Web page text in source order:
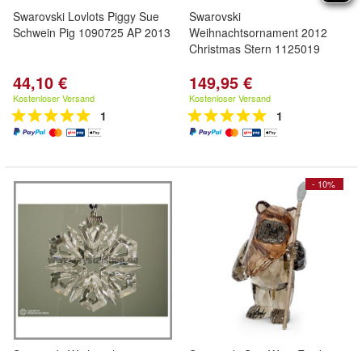
Swarovski Lovlots Piggy Sue
Schwein Pig 1090725 AP 2013
44,10 €
Kostenloser Versand
1
Swarovski
Weihnachtsornament 2012
Christmas Stern 1125019
149,95 €
Kostenloser Versand
1
- 10%